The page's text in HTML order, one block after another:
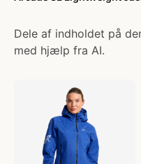
Dele af indholdet på
med hjælp fra AI.